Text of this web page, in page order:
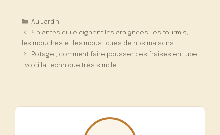
Catégories
Au Jardin
5 plantes qui éloignent les araignées, les fourmis,
les mouches et les moustiques de nos maisons
Potager, comment faire pousser des fraises en tube
: voici la technique très simple